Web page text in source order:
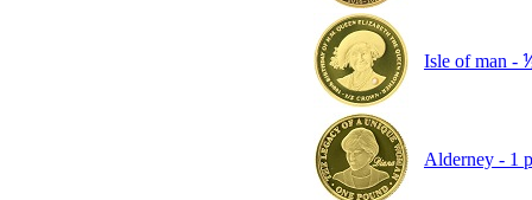
Isle of man -
Alderney - 1